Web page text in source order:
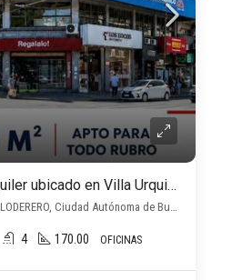
Oficina en alquiler ubicado en Villa Urquiza
Monroe y dIAZ COLODERERO, Ciudad Autónoma de Buenos Aires, Argentina, Villa Urquiza, Capital Federal
4 170.00 OFICINAS